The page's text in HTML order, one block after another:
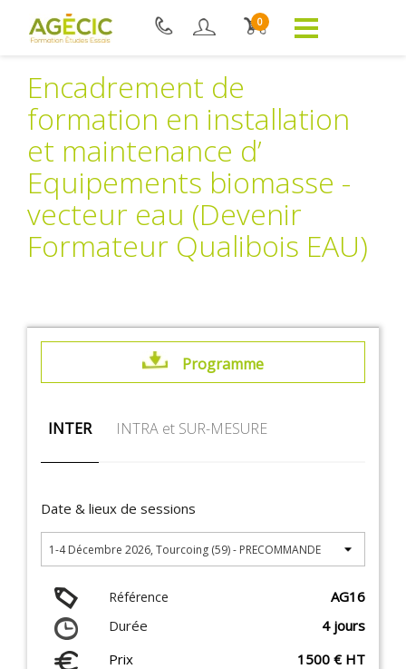
0
Encadrement de
formation en installation
et maintenance d’
Equipements biomasse -
vecteur eau (Devenir
Formateur Qualibois EAU)
Programme
INTER INTRA et SUR-MESURE
Date & lieux de sessions
Référence
AG16
Durée
4 jours
Prix
1500 € HT